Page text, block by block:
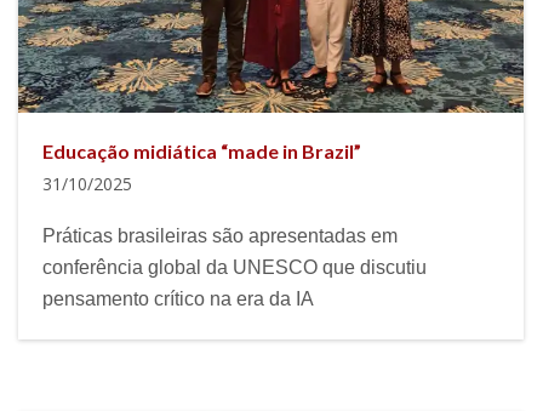
Educação midiática “made in Brazil”
31/10/2025
Práticas brasileiras são apresentadas em
conferência global da UNESCO que discutiu
pensamento crítico na era da IA